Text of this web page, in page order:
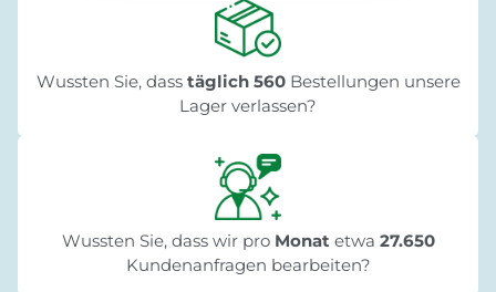
Wussten Sie, dass täglich 560Bestellungen unsere
Lager verlassen?
Wussten Sie, dass wir pro Monat etwa 27.650
Kundenanfragen bearbeiten?